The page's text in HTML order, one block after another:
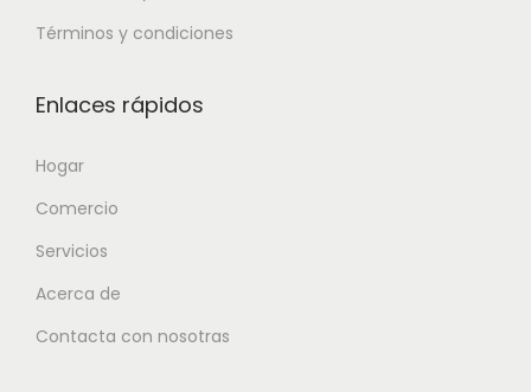
Términos y condiciones
Enlaces rápidos
Hogar
Comercio
Servicios
Acerca de
Contacta con nosotras